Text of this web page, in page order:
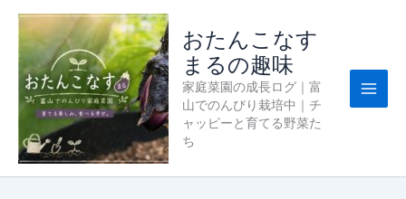
おたんこなす
まるの趣味
家庭菜園の成長ログ｜富
山でのんびり栽培中｜チ
ャッピーと育てる野菜た
ち